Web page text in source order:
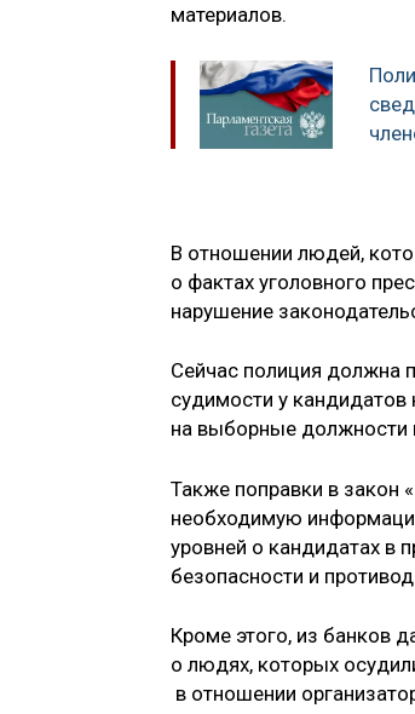
материалов.
В отношении людей,
о фактах уголовного
нарушение
Сейчас полиция должна
судимости у
на выборные должности
Также поправки в закон
необходимую
уровней о кандидатах в
безопасности и
Кроме этого, из банков
о людях, которых
в отношении